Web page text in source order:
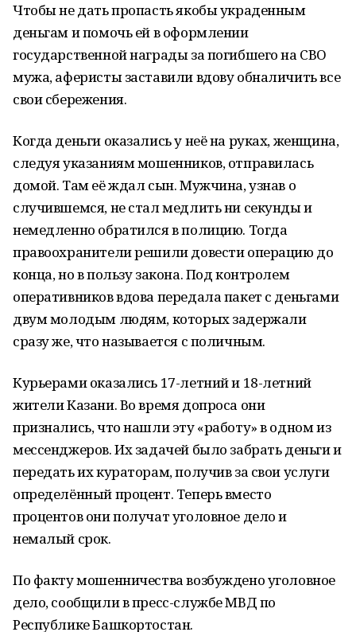
Чтобы не дать пропасть якобы украденным
деньгам и помочь ей в оформлении
государственной награды за погибшего на СВО
мужа, аферисты заставили вдову обналичить все
свои сбережения.
Когда деньги оказались у неё на руках, женщина,
следуя указаниям мошенников, отправилась
домой. Там её ждал сын. Мужчина, узнав о
случившемся, не стал медлить ни секунды и
немедленно обратился в полицию. Тогда
правоохранители решили довести операцию до
конца, но в пользу закона. Под контролем
оперативников вдова передала пакет с деньгами
двум молодым людям, которых задержали
сразу же, что называется с поличным.
Курьерами оказались 17-летний и 18-летний
жители Казани. Во время допроса они
признались, что нашли эту «работу» в одном из
мессенджеров. Их задачей было забрать деньги и
передать их кураторам, получив за свои услуги
определённый процент. Теперь вместо
процентов они получат уголовное дело и
немалый срок.
По факту мошенничества возбуждено уголовное
дело, сообщили в пресс-службе МВД по
Республике Башкортостан.